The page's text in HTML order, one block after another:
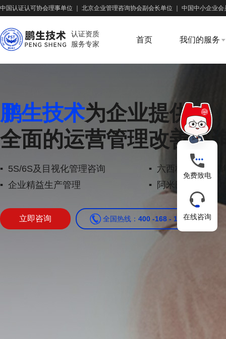
中国认证认可协会理事单位 北京企业管理咨询协会副会长单位 中国中小企业会
认证资质
服务专家
首页 我们的服务
鹏生技术为企业提供
全面的运营管理改善咨
5S/6S及目视化管理咨询
六西格玛管理咨
企业精益生产管理
阿米巴经营
立即咨询 全国热线： 400 -168 - 1526
免费致电
在线咨询